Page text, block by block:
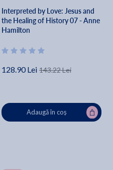
Interpreted by Love: Jesus and
the Healing of History 07 - Anne
Hamilton
128.90 Lei 143.22 Lei
Adaugă în coș